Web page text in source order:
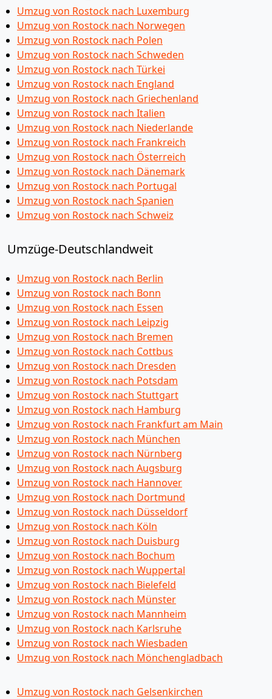
Umzug von Rostock nach Luxemburg
Umzug von Rostock nach Norwegen
Umzug von Rostock nach Polen
Umzug von Rostock nach Schweden
Umzug von Rostock nach Türkei
Umzug von Rostock nach England
Umzug von Rostock nach Griechenland
Umzug von Rostock nach Italien
Umzug von Rostock nach Niederlande
Umzug von Rostock nach Frankreich
Umzug von Rostock nach Österreich
Umzug von Rostock nach Dänemark
Umzug von Rostock nach Portugal
Umzug von Rostock nach Spanien
Umzug von Rostock nach Schweiz
Umzüge-Deutschlandweit
Umzug von Rostock nach Berlin
Umzug von Rostock nach Bonn
Umzug von Rostock nach Essen
Umzug von Rostock nach Leipzig
Umzug von Rostock nach Bremen
Umzug von Rostock nach Cottbus
Umzug von Rostock nach Dresden
Umzug von Rostock nach Potsdam
Umzug von Rostock nach Stuttgart
Umzug von Rostock nach Hamburg
Umzug von Rostock nach Frankfurt am Main
Umzug von Rostock nach München
Umzug von Rostock nach Nürnberg
Umzug von Rostock nach Augsburg
Umzug von Rostock nach Hannover
Umzug von Rostock nach Dortmund
Umzug von Rostock nach Düsseldorf
Umzug von Rostock nach Köln
Umzug von Rostock nach Duisburg
Umzug von Rostock nach Bochum
Umzug von Rostock nach Wuppertal
Umzug von Rostock nach Bielefeld
Umzug von Rostock nach Münster
Umzug von Rostock nach Mannheim
Umzug von Rostock nach Karlsruhe
Umzug von Rostock nach Wiesbaden
Umzug von Rostock nach Mönchen­gladbach
Umzug von Rostock nach Gelsenkirchen